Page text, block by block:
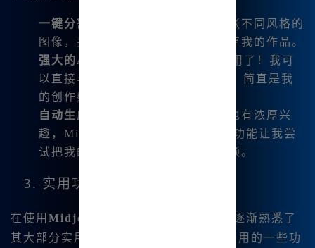
一键分割和下载
：一键即可生成四张不同风格的
图像，并轻松下载，适合我快速分享我的作品。
强大的AI对话功能
：这个功能太实用了！我可
以直接与AI互动，获得建议和灵感，简直是我
的创作好帮手。
自动生成视频功能
：我对视频制作也有浓厚兴
趣，Midjourney内测的AI视频制作功能让我尝
试把我的绘画作品转化为生动的视频。
3. 实用功能一览
在使用 Midjourney中文版
的过程中，我逐渐熟悉了
其大部分实用功能，以下是我认为特别有用的一些功